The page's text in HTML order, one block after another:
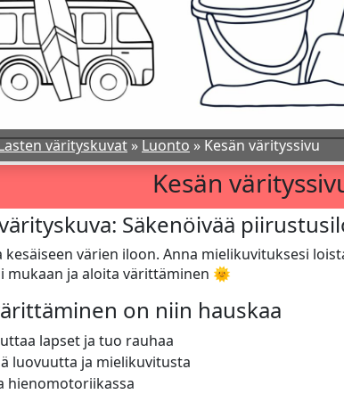
värityskuvat»Luonto»Kesän värityssivu
Kesän
Säkenöivää
kesäiseen värien iloon. Anna mielikuvituksesi
mukaan ja aloita värittäminen 🌞
on niin hauskaa
lapset ja tuo rauhaa
luovuutta ja mielikuvitusta
hienomotoriikassa